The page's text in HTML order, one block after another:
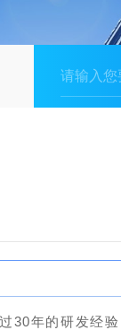
30年的研发经